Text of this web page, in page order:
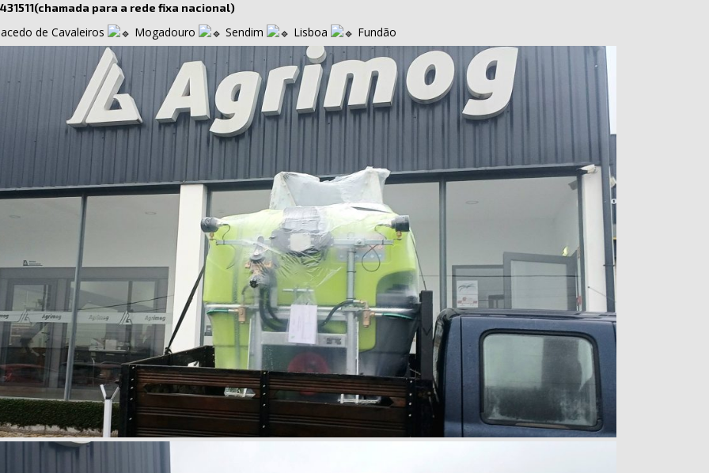
para a rede fixa nacional)
de Cavaleiros Mogadouro Sendim Lisboa Fundão